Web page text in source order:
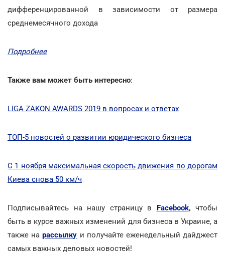
дифференцированной в зависимости от размера
среднемесячного дохода
Подробнее
Также вам может быть интересно:
LIGA ZAKON AWARDS 2019 в вопросах и ответах
ТОП-5 новостей о развитии юридического бизнеса
С 1 ноября максимальная скорость движения по дорогам
Киева снова 50 км/ч
Подписывайтесь на нашу страницу в Facebook, чтобы
быть в курсе важных изменений для бизнеса в Украине, а
также нарассылку и получайте еженедельный дайджест
самых важных деловых новостей!